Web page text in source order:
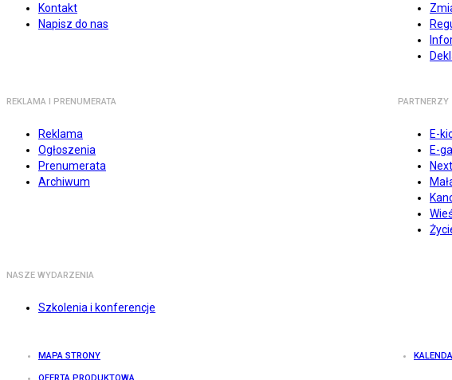
Kontakt
Napisz do nas
REKLAMA I PRENUMERATA
Reklama
Ogłoszenia
Prenumerata
Archiwum
PARTNERZY
E-
E-
NASZE WYDARZENIA
Szkolenia i konferencje
MAPA STRONY